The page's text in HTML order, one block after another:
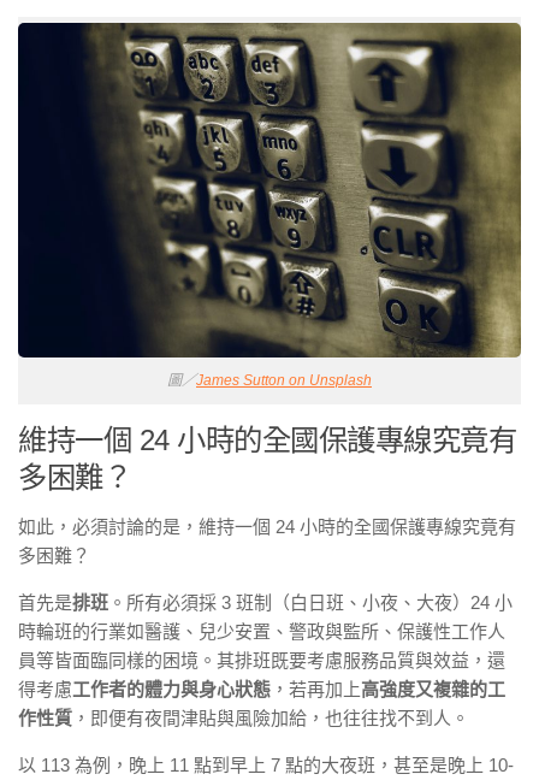
圖／James Sutton on Unsplash
維持一個 24 小時的全國保護專線究竟有
多困難？
如此，必須討論的是，維持一個 24 小時的全國保護專線究竟有
多困難？
首先是排班 。所有必須採 3 班制（白日班、小夜、大夜）24 小
時輪班的行業如醫護、兒少安置、警政與監所、保護性工作人
員等皆面臨同樣的困境。其排班既要考慮服務品質與效益，還
得考慮工作者的體力與身心狀態 ，若再加上高強度又複雜的工
作性質 ，即便有夜間津貼與風險加給，也往往找不到人。
以 113 為例，晚上 11 點到早上 7 點的大夜班，甚至是晚上 10-